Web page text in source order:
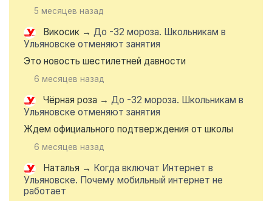
5 месяцев назад
Викосик → До -32 мороза. Школьникам в
Ульяновске отменяют занятия
Это новость шестилетней давности
6 месяцев назад
Чёрная роза → До -32 мороза. Школьникам в
Ульяновске отменяют занятия
Ждем официального подтверждения от школы
6 месяцев назад
Наталья → Когда включат Интернет в
Ульяновске. Почему мобильный интернет не
работает